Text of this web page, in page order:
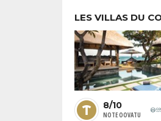
LES VILLAS DU
8/10
NOTE OOVATU